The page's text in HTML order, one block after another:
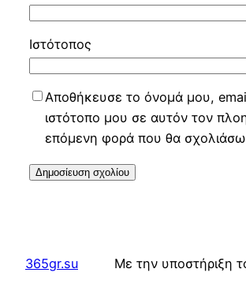
Ιστότοπος
Αποθήκευσε το όνομά μου,
ιστότοπο μου σε αυτόν τον
επόμενη φορά που θα
365gr.su Με την υποστήριξη